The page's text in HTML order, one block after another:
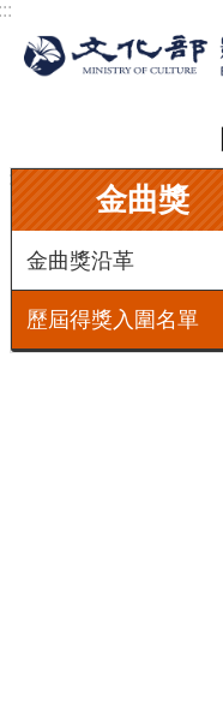
:::
金曲獎
金曲獎沿革
歷屆得獎入圍名單